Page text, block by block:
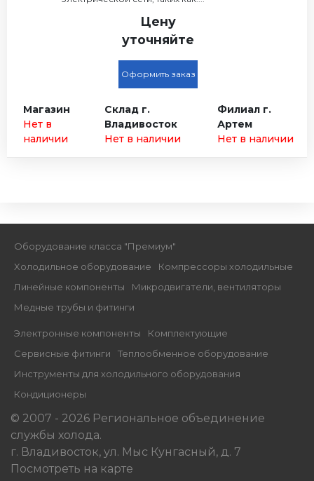
Цену
уточняйте
Оформить заказ
Магазин
Нет в
наличии
Склад г.
Владивосток
Нет в наличии
Филиал г.
Артем
Нет в наличии
Оборудование класса "Премиум"
Xолодильное оборудование
Компрессоры холодильные
Линейные компоненты
Микродвигатели, вентиляторы
Медные трубы и фитинги
Электронные компоненты
Комплектующие
Сервисные фитинги
Теплообменное оборудование
Инструменты для холодильного оборудования
Кондиционеры
© 2007 - 2026 Региональное объединение
службы холода.
г. Владивосток, ул. Мыс Кунгасный, д. 7
Посмотреть на карте